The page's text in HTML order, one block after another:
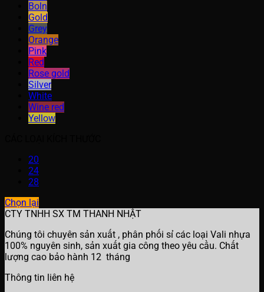
Boln
Gold
Grey
Orange
Pink
Red
Rose gold
Silver
White
Wine red
Yellow
20
24
28
Chọn lại
CTY TNHH SX TM THANH NHẬT
Chúng tôi chuyên sản xuất , phân phối sỉ các loại Vali nhựa
100% nguyên sinh, sản xuất gia công theo yêu cầu. Chất
lượng cao bảo hành 12 tháng
Thông tin liên hệ